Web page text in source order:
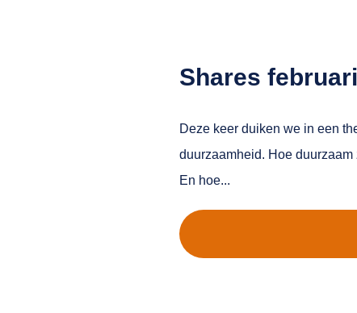
Shares
Deze keer duiken we in een
duurzaamheid. Hoe
En hoe...